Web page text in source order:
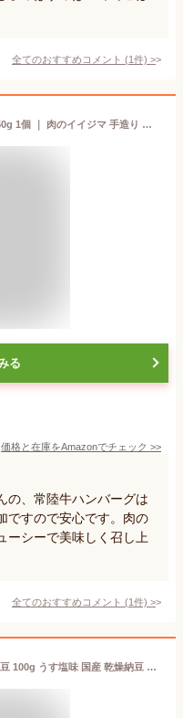
全てのおすすめコメント (1件) >
肉のイイジマ 常陸牛 ハンバーグ 150g 1個 ｜ 肉のイイジマ 手造り 無添加 焼くだけ 冷凍 国産 惣菜 自宅用
る
価格と在庫をAmazonでチェック >>
の、常陸牛ハンバーグは
ですので安心です。肉の
ーシーで美味しく召し上
全てのおすすめコメント (1件) >
うめ海鮮 茨城県産 無添加 ドライ納豆 100g うす塩味 国産 乾燥納豆 納豆 お菓子 おやつ おつまみ なっとう おつまみ